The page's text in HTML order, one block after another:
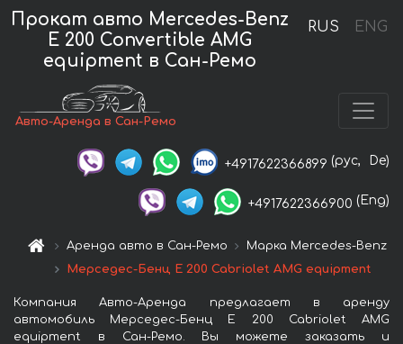
RUS ENG
Прокат авто Mercedes-Benz
E 200 Convertible AMG
equipment в Сан-Ремо
Авто-Аренда в Сан-Ремо
+4917622366899 (рус, De)
+4917622366900 (Eng)
Аренда авто в Сан-Ремо
Марка Mercedes-Benz
Мерседес-Бенц E 200 Cabriolet AMG equipment
Компания Авто-Аренда предлагает в аренду
автомобиль Мерседес-Бенц E 200 Cabriolet AMG
equipment в Сан-Ремо. Вы можете заказать и